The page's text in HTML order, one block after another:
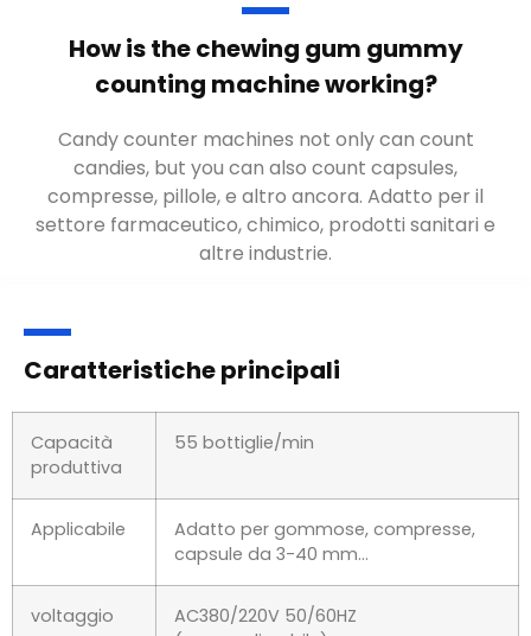
How is the chewing gum gummy
counting machine working?
Candy counter machines not only can count
candies, but you can also count capsules,
compresse, pillole, e altro ancora. Adatto per il
settore farmaceutico, chimico, prodotti sanitari e
altre industrie.
Caratteristiche principali
Capacità
produttiva
55 bottiglie/min
Applicabile
Adatto per gommose, compresse,
capsule da 3-40 mm...
voltaggio
AC380/220V 50/60HZ